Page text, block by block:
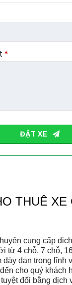
*
ĐẶT XE
THUÊ XE
cung cấp
từ 4 chỗ, 7 chỗ,
dạn trong lĩnh
cho quý khách
đối bằng dịch